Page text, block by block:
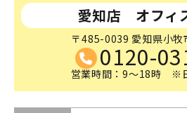
愛知店 オフィ
〒485-0039 愛知県小牧
0120-
営業時間：9～18時 ※